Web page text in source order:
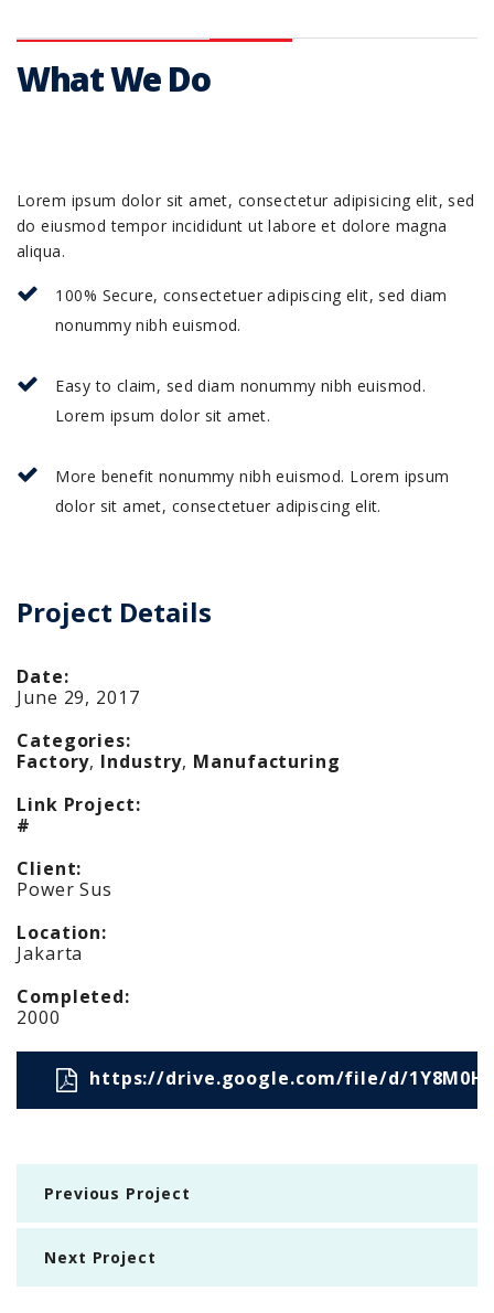
What We Do
Lorem ipsum dolor sit amet, consectetur adipisicing elit, sed
do eiusmod tempor incididunt ut labore et dolore magna
aliqua.
100% Secure, consectetuer adipiscing elit, sed diam
nonummy nibh euismod.
Easy to claim, sed diam nonummy nibh euismod.
Lorem ipsum dolor sit amet.
More benefit nonummy nibh euismod. Lorem ipsum
dolor sit amet, consectetuer adipiscing elit.
Project Details
Date:
June 29, 2017
Categories:
Factory, Industry, Manufacturing
Link Project:
#
Client:
Power Sus
Location:
Jakarta
Completed:
2000
https://drive.google.com/file/d/
Previous Project
Next Project